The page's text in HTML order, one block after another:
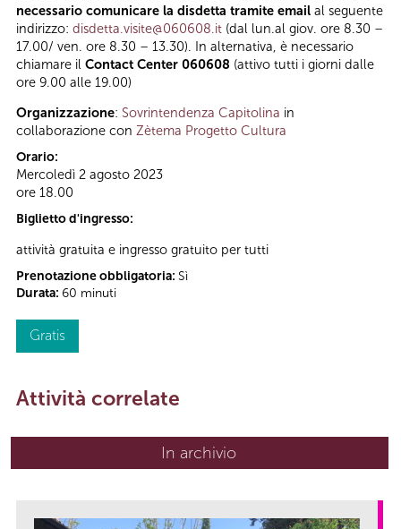
necessario comunicare la disdetta tramite email al seguente
indirizzo: disdetta.visite@060608.it (dal lun.al giov. ore 8.30 –
17.00/ ven. ore 8.30 – 13.30). In alternativa, è necessario
chiamare il Contact Center 060608 (attivo tutti i giorni dalle
ore 9.00 alle 19.00)
Organizzazione: Sovrintendenza Capitolina in
collaborazione con Zètema Progetto Cultura
Orario:
Mercoledì 2 agosto 2023
ore 18.00
Biglietto d'ingresso:
attività gratuita e ingresso gratuito per tutti
Prenotazione obbligatoria: Sì
Durata: 60 minuti
Gratis
Attività correlate
In archivio